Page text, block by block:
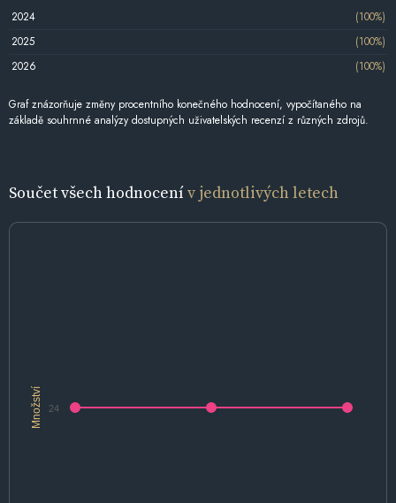
2024
(100%)
2025
(100%)
2026
(100%)
Graf znázorňuje změny procentního konečného hodnocení, vypočítaného na
základě souhrnné analýzy dostupných uživatelských recenzí z různých zdrojů.
Součet všech hodnocenív jednotlivých letech
Množství 24